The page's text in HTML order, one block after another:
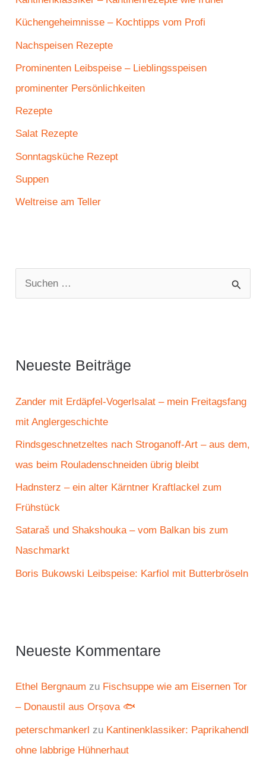
Küchengeheimnisse – Kochtipps vom Profi
Nachspeisen Rezepte
Prominenten Leibspeise – Lieblingsspeisen
prominenter Persönlichkeiten
Rezepte
Salat Rezepte
Sonntagsküche Rezept
Suppen
Weltreise am Teller
u
e
n
a
c
Neueste Beiträge
Zander mit Erdäpfel-Vogerlsalat – mein Freitagsfang
mit Anglergeschichte
Rindsgeschnetzeltes nach Stroganoff-Art – aus dem,
was beim Rouladenschneiden übrig bleibt
Hadnsterz – ein alter Kärntner Kraftlackel zum
Frühstück
Sataraš und Shakshouka – vom Balkan bis zum
Naschmarkt
Boris Bukowski Leibspeise: Karfiol mit Butterbröseln
Neueste Kommentare
Ethel Bergnaum zu Fischsuppe wie am Eisernen Tor
– Donaustil aus Orșova 🐟
peterschmankerl zu Kantinenklassiker: Paprikahendl
ohne labbrige Hühnerhaut